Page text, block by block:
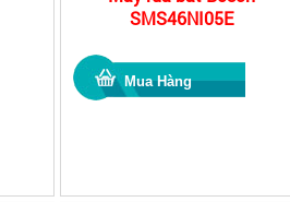
SMS46NI05E